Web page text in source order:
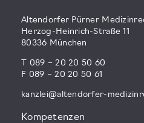
Altendorfer Pürner
Herzog-Heinrich-Straße 11
80336 München
T 089 – 20 20 50 60
F 089 – 20 20 50 61
kanzlei@altendorfer-
Kompetenzen